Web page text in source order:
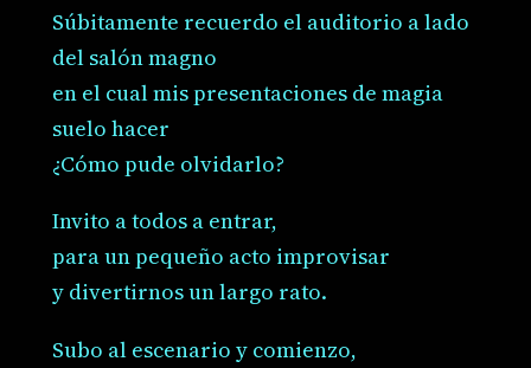
Súbitamente recuerdo el auditorio a lado
del salón magno
en el cual mis presentaciones de magia
suelo hacer
¿Cómo pude olvidarlo?
Invito a todos a entrar,
para un pequeño acto improvisar
y divertirnos un largo rato.
Subo al escenario y comienzo,